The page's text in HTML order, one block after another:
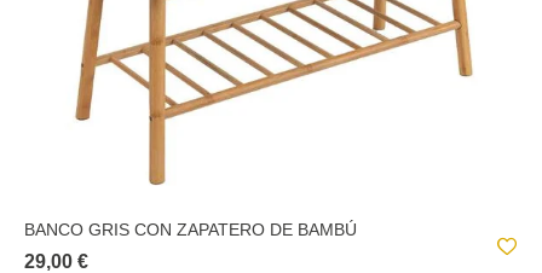
BANCO GRIS CON ZAPATERO DE BAMBÚ
29,00 €